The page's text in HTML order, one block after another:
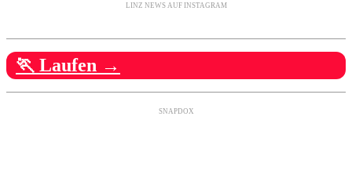
LINZ NEWS AUF INSTAGRAM
🏃 Laufen →
SNAPDOX